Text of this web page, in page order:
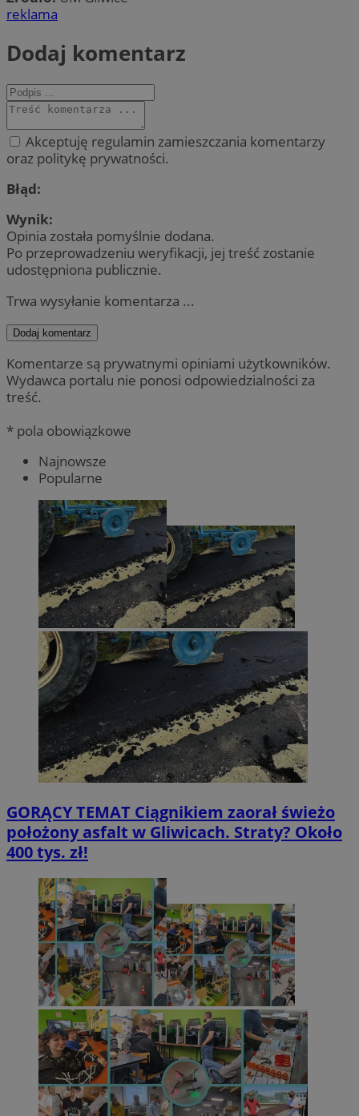
reklama
Dodaj komentarz
Akceptuję regulamin zamieszczania komentarzy
oraz politykę prywatności.
Błąd:
Wynik:
Opinia została pomyślnie dodana.
Po przeprowadzeniu weryfikacji, jej treść zostanie
udostępniona publicznie.
Trwa wysyłanie komentarza ...
Dodaj komentarz
Komentarze są prywatnymi opiniami użytkowników.
Wydawca portalu nie ponosi odpowiedzialności za
treść.
* pola obowiązkowe
Najnowsze
Popularne
GORĄCY TEMAT Ciągnikiem zaorał świeżo
położony asfalt w Gliwicach. Straty? Około
400 tys. zł!